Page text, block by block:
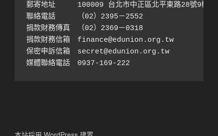
郵寄地址　　　100009 台北市中正區北平東路28號9樓之
聯絡電話　　　（02）2395－2552
捐款財務傳真　（02）2369－0318
捐款財務信箱　finance@edunion.org.tw
保密申訴信箱　secret@edunion.org.tw
媒體聯絡電話　0937-169-222